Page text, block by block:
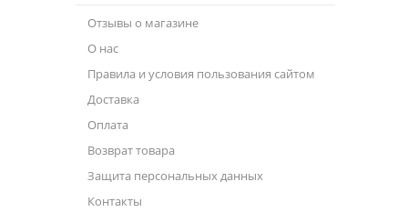
Отзывы о магазине
О нас
Правила и условия пользования сайтом
Доставка
Оплата
Возврат товара
Защита персональных данных
Контакты